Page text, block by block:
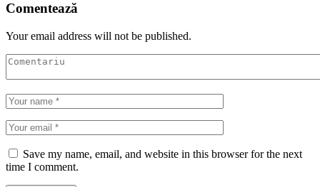
Comentează
Your email address will not be published.
Save my name, email, and website in this browser for the next
time I comment.